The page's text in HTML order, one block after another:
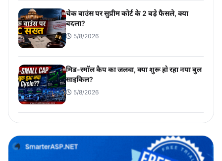
चेक बाउंस पर सुप्रीम कोर्ट के 2 बड़े फैसले, क्या
बदला?
5/8/2026
मिड-स्मॉल कैप का जलवा, क्या शुरू हो रहा नया बुल
साइकिल?
5/8/2026